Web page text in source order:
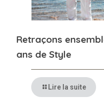
Retraçons
ans de Style
Lire la suite